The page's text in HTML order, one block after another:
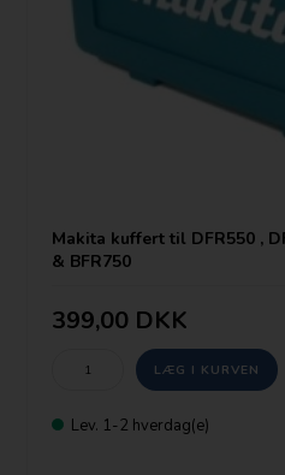
Makita kuffert til DFR550 ,
& BFR750
399,00 DKK
Lev. 1-2 hverdag(e)